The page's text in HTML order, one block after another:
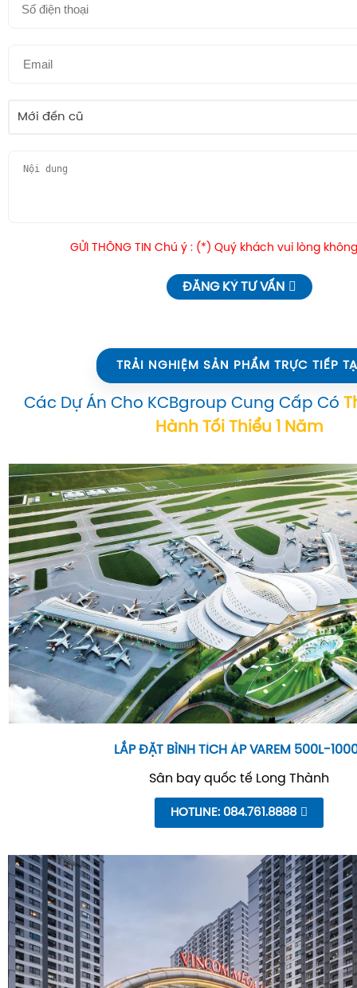
Mới đến cũ
GỬI THÔNG TIN Chú ý : (*) Quý khách vui lòng
ĐĂNG KÝ TƯ VẤN
TRẢI NGHIỆM SẢN PHẨM TRỰC TIẾP
Các Dự Án Cho KCBgroup Cung Cấp Có
Hành Tối Thiểu 1 Năm
LẮP ĐẶT BÌNH TÍCH ÁP VAREM 500L-
Sân bay quốc tế Long Thành
HOTLINE: 084.761.8888